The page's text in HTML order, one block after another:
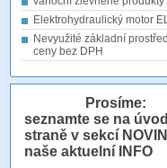
Elektrohydraulický motor
Nevyužité základní
ceny bez DPH
Prosíme:
seznamte se na
straně v sekcí
naše aktuelní INFO